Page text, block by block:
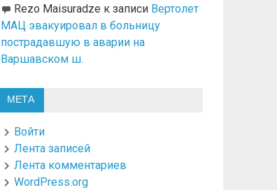
Rezo Maisuradze к записи Вертолет
МАЦ эвакуировал в больницу
пострадавшую в аварии на
Варшавском ш.
МЕТА
Войти
Лента записей
Лента комментариев
WordPress.org